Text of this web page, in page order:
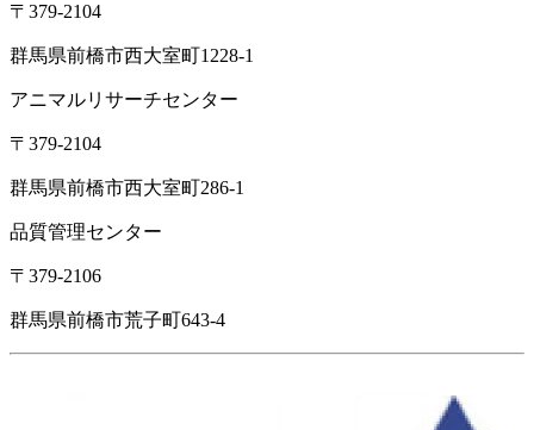
〒379-2104
群馬県前橋市西大室町1228-1
アニマルリサーチセンター
〒379-2104
群馬県前橋市西大室町286-1
品質管理センター
〒379-2106
群馬県前橋市荒子町643-4